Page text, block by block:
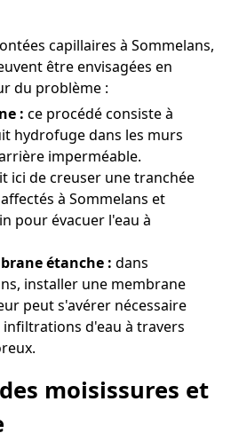
capillaires à Sommelans,
être envisagées en
du problème :
: ce procédé consiste à
hydrofuge dans les murs
imperméable.
ici de creuser une tranchée
à Sommelans et
pour évacuer l'eau à
étanche : dans
installer une membrane
peut s'avérer nécessaire
d'eau à travers
moisissures et